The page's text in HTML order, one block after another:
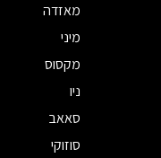
מאזדה
מיני
מקסוס
ניו
סאאב
סוזוקי